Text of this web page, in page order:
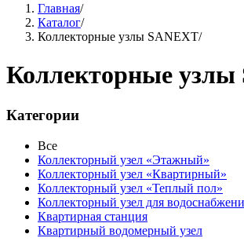
Главная/
Каталог/
Коллекторные узлы SANEXT/
Коллекторные узлы
Категории
Все
Коллекторный узел «Этажный»
Коллекторный узел «Квартирный»
Коллекторный узел «Теплый пол»
Коллекторный узел для
Квартирная станция
Квартирный водомерный узел